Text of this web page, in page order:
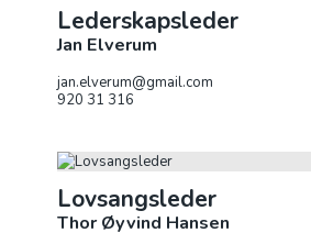
Lederskapsleder
Jan Elverum
jan.elverum@gmail.com
920 31 316
Lovsangsleder
Thor Øyvind Hansen